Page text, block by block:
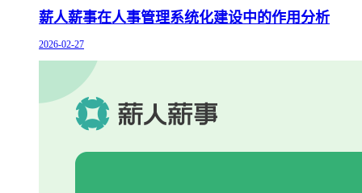
薪人薪事在人事管理系统化建设中的作用分析
2026-02-27